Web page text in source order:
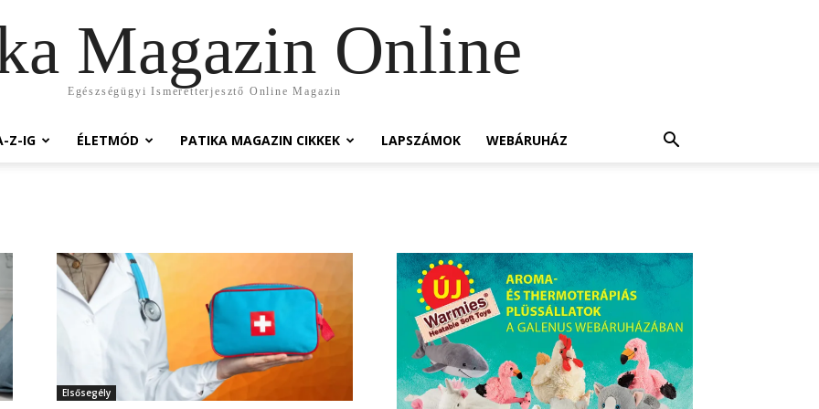
Magazin Online
Egészségügyi Ismeretterjesztő Online Magazin
Z-IG ÉLETMÓD PATIKA MAGAZIN CIKKEK LAPSZÁMOK WEBÁRUHÁZ
Elsősegély